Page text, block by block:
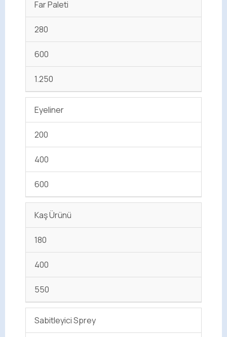
Far Paleti
280
600
1.250
Eyeliner
200
400
600
Kaş Ürünü
180
400
550
Sabitleyici Sprey